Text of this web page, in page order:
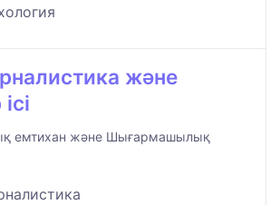
және
емтихан және Шығармашылық